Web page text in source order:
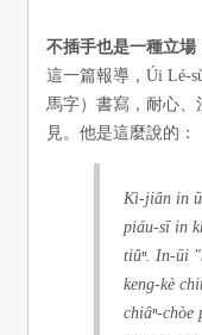
不插手也是一種立
這一篇報導，Úi Lé-
馬字）書寫，耐心
見。他是這麼說的：
Kì-jiân in
piáu-sī in
tiûⁿ. In-ūi
keng-kè
chiâⁿ-